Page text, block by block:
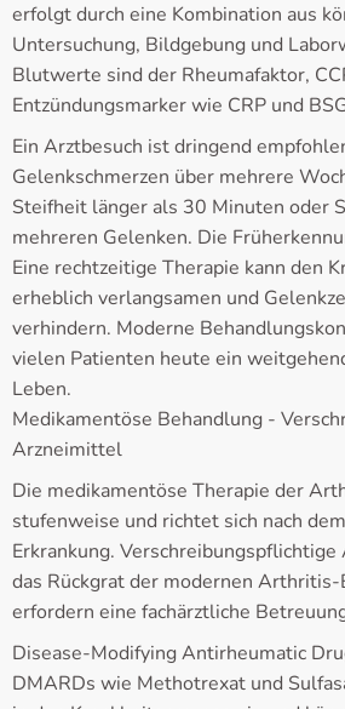
erfolgt durch eine Kombination aus
Untersuchung, Bildgebung und
Blutwerte sind der Rheumafaktor,
Entzündungsmarker wie CRP und
Ein Arztbesuch ist dringend
Gelenkschmerzen über mehrere
Steifheit länger als 30 Minuten oder
mehreren Gelenken. Die
Eine rechtzeitige Therapie kann den
erheblich verlangsamen und
verhindern. Moderne
vielen Patienten heute ein
Leben.
Medikamentöse Behandlung -
Arzneimittel
Die medikamentöse Therapie der
stufenweise und richtet sich nach
Erkrankung.
das Rückgrat der modernen
erfordern eine fachärztliche
Disease-Modifying Antirheumatic
DMARDs wie Methotrexat und